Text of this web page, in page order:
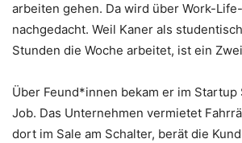
arbeiten gehen. Da wird über Work-
nachgedacht. Weil Kaner als
Stunden die Woche arbeitet, ist ein
Über Feund*innen bekam er im Startup
Job. Das Unternehmen vermietet
dort im Sale am Schalter, berät die